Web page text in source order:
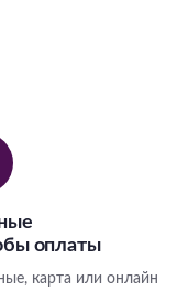
оплаты
карта или онлайн